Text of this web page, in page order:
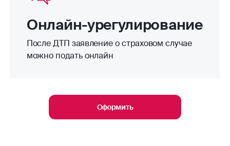
Онлайн-урегулирование
После ДТП заявление о страховом случае
можно подать онлайн
Оформить